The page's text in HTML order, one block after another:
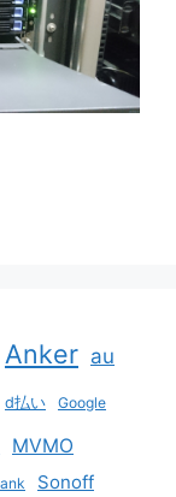
Anker au
d払い Google
MVMO
Sonoff